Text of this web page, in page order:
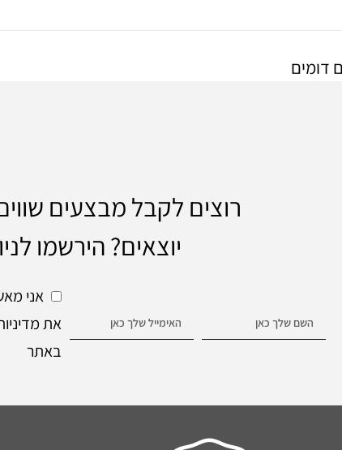
דומים
רוצים לקבל מבצעים
יוצאים? הירשמו
אני
את
באתר